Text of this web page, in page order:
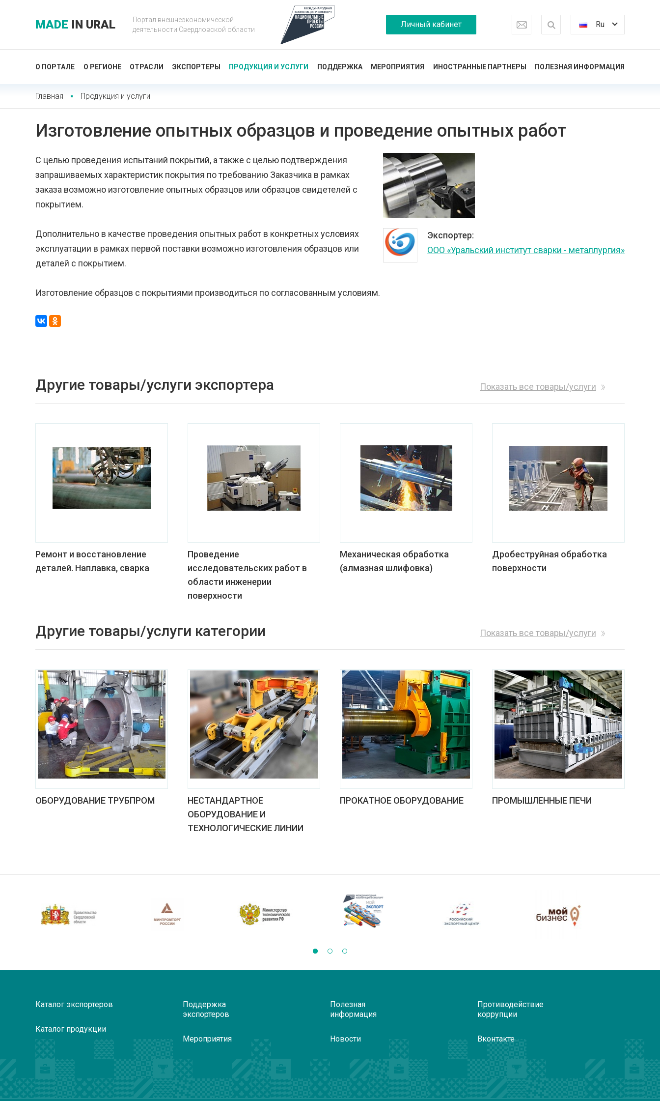
MADE IN URAL
Портал внешнеэкономической
деятельности Свердловской области
Личный кабинет Ru
О ПОРТАЛЕ О РЕГИОНЕ ОТРАСЛИ ЭКСПОРТЕРЫ ПРОДУКЦИЯ И УСЛУГИ ПОДДЕРЖКА МЕРОПРИЯТИЯ ИНОСТРАННЫЕ ПАРТНЕРЫ ПОЛЕЗНАЯ ИНФОРМАЦИЯ
Главная Продукция и услуги
Изготовление опытных образцов и проведение опытных работ
Экспортер:
ООО «Уральский институт сварки - металлургия»
С целью проведения испытаний покрытий, а также с целью подтверждения
запрашиваемых характеристик покрытия по требованию Заказчика в рамках
заказа возможно изготовление опытных образцов или образцов свидетелей с
покрытием.
Дополнительно в качестве проведения опытных работ в конкретных условиях
эксплуатации в рамках первой поставки возможно изготовления образцов или
деталей с покрытием.
Изготовление образцов с покрытиями производиться по согласованным условиям.
Другие товары/услуги экспортера Показать все товары/услуги
Ремонт и восстановление
деталей. Наплавка, сварка
Проведение
исследовательских работ в
области инженерии
поверхности
Механическая обработка
(алмазная шлифовка)
Дробеструйная обработка
поверхности
Другие товары/услуги категории Показать все товары/услуги
ОБОРУДОВАНИЕ ТРУБПРОМ
НЕСТАНДАРТНОЕ
ОБОРУДОВАНИЕ И
ТЕХНОЛОГИЧЕСКИЕ ЛИНИИ
ПРОКАТНОЕ ОБОРУДОВАНИЕ ПРОМЫШЛЕННЫЕ ПЕЧИ
Каталог экспортеров
Каталог продукции
Поддержка
экспортеров
Мероприятия
Полезная
информация
Новости
Противодействие
коррупции
Вконтакте